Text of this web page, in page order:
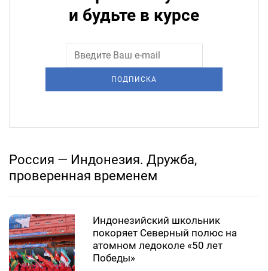
и будьте в курсе
ПОДПИСКА
Россия — Индонезия. Дружба,
проверенная временем
Индонезийский школьник
покоряет Северный полюс на
атомном ледоколе «50 лет
Победы»